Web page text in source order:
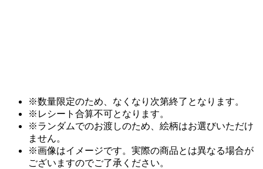
※数量限定のため、なくなり次第終了となります。
※レシート合算不可となります。
※ランダムでのお渡しのため、絵柄はお選びいただけ
ません。
※画像はイメージです。実際の商品とは異なる場合が
ございますのでご了承ください。